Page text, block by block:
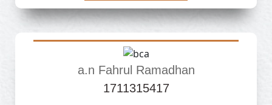
a.n Fahrul Ramadhan
1711315417